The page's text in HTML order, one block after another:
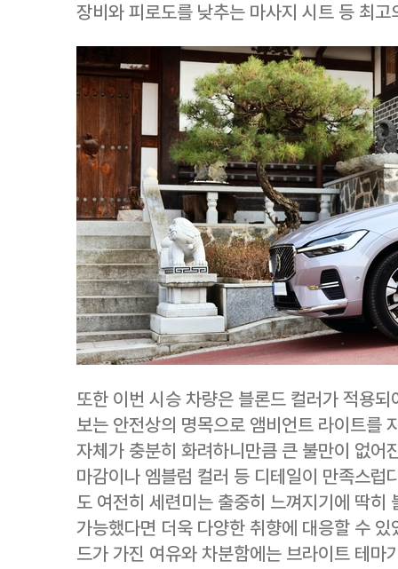
장비와 피로도를 낮추는 마사지 시트 등 최
또한 이번 시승 차량은 블론드 컬러가 적용
보는 안전상의 명목으로 앰비언트 라이트를
자체가 충분히 화려하니만큼 큰 불만이 없어
마감이나 엠블럼 컬러 등 디테일이 만족스럽
도 여전히 세련미는 출중히 느껴지기에 딱히
가능했다면 더욱 다양한 취향에 대응할 수
드가 가진 여유와 차분함에는 브라이트 테마